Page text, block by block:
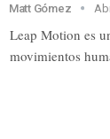
Matt Gómez
Leap Motion es
movimientos